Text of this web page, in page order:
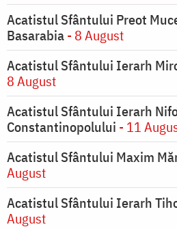
Acatistul Sfântului Preot
Basarabia- 8 August
Acatistul Sfântului Ierarh
8 August
Acatistul Sfântului Ierarh
Constantinopolului - 11
Acatistul Sfântului Maxim
August
Acatistul Sfântului Ierarh
August